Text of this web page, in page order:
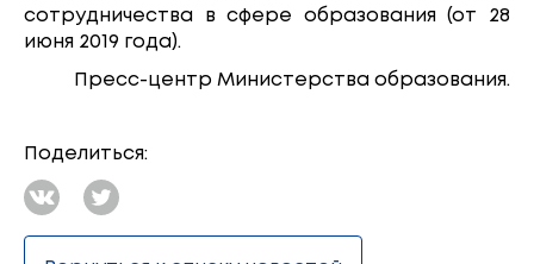
сотрудничества в сфере образования (от 28
июня 2019 года).
Пресс-центр Министерства образования.
Поделиться: